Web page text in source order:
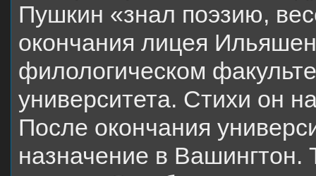
Пушкин «знал поэзию,
окончания лицея
филологическом
университета. Сти­хи он
После окончания
назначение в Вашингтон.